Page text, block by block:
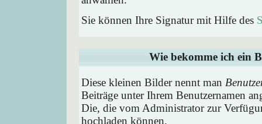
Sie können Ihre Signatur mit Hilfe des
Wie bekomme ich ein
Diese kleinen Bilder nennt man
Beiträge unter Ihrem Benutzernamen
Die, die vom Administrator zur
hochladen können.